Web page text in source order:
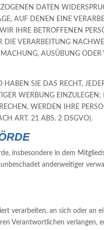
DATEN
AUF DENEN EINE
IHRE BETROFFENEN
VERARBEITUNG
AUSÜBUNG
SIE DAS RECHT,
WERBUNG
WERDEN IHRE
ART. 21 ABS. 2 DSGVO).
insbesondere in dem
anderweitiger
verarbeiten, an sich oder an
Verantwortlichen verlangen,